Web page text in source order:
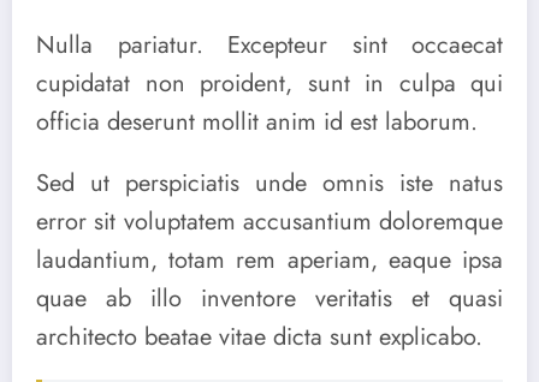
Nulla pariatur. Excepteur sint occaecat
cupidatat non proident, sunt in culpa qui
officia deserunt mollit anim id est laborum.
Sed ut perspiciatis unde omnis iste natus
error sit voluptatem accusantium doloremque
laudantium, totam rem aperiam, eaque ipsa
quae ab illo inventore veritatis et quasi
architecto beatae vitae dicta sunt explicabo.